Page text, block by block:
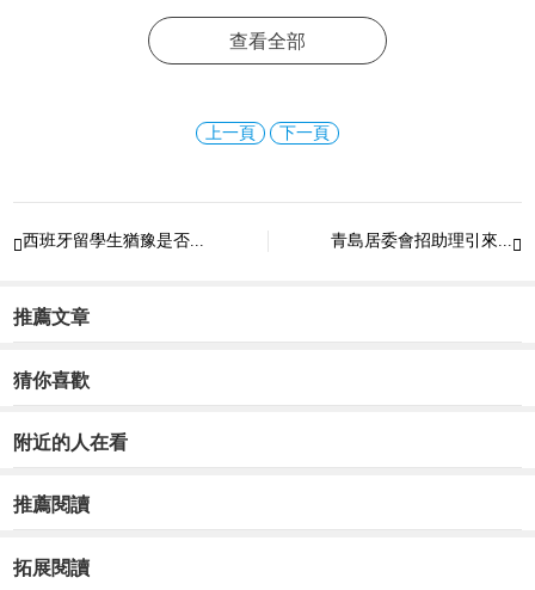
查看全部
上一頁 下一頁
西班牙留學生猶豫是否... 
青島居委會招助理引來...
推薦文章
猜你喜歡
附近的人在看
推薦閱讀
拓展閱讀